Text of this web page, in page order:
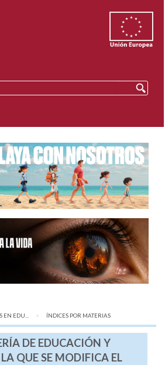
EN EDU... AQUÍ:
ÍNDICES POR MATERIAS
DE EDUCACIÓN Y
QUE SE MODIFICA EL